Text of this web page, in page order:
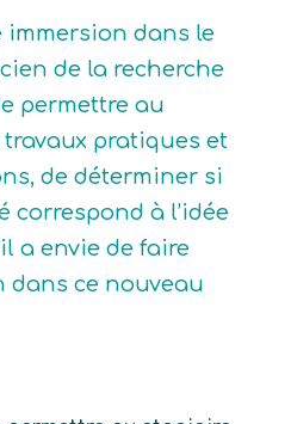
immersion dans le
de la recherche
permettre au
pratiques et
de déterminer si
correspond à l’idée
a envie de faire
dans ce nouveau